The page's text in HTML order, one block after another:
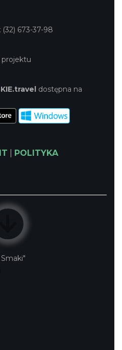
na Górze Birów
673-37-98
projektu
dostępna na
POLITYKA